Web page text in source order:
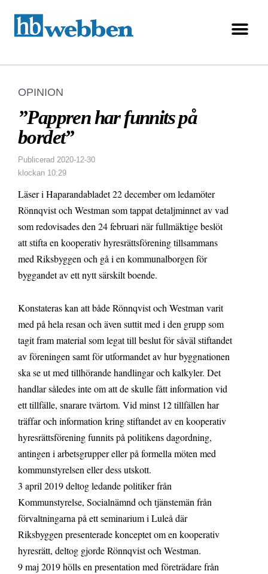
OPINION
”Pappren har funnits på
bordet”
Publicerad 2020-12-30
klockan 10:29
Läser i Haparandabladet 22 december om ledamöter
Rönnqvist och Westman som tappat detaljminnet av vad
som redovisades den 24 februari när fullmäktige beslöt
att stifta en kooperativ hyresrättsförening tillsammans
med Riksbyggen och gå i en kommunalborgen för
byggandet av ett nytt särskilt boende.
Konstateras kan att både Rönnqvist och Westman varit
med på hela resan och även suttit med i den grupp som
tagit fram material som legat till beslut för såväl stiftandet
av föreningen samt för utformandet av hur byggnationen
ska se ut med tillhörande handlingar och kalkyler. Det
handlar således inte om att de skulle fått information vid
ett tillfälle, snarare tvärtom. Vid minst 12 tillfällen har
träffar och information kring stiftandet av en kooperativ
hyresrättsförening funnits på politikens dagordning,
antingen i arbetsgrupper eller på formella möten med
kommunstyrelsen eller dess utskott.
3 april 2019 deltog ledande politiker från
Kommunstyrelse, Socialnämnd och tjänstemän från
förvaltningarna på ett seminarium i Luleå där
Riksbyggen presenterade konceptet om en kooperativ
hyresrätt, deltog gjorde Rönnqvist och Westman.
9 maj 2019 hölls en presentation med företrädare från